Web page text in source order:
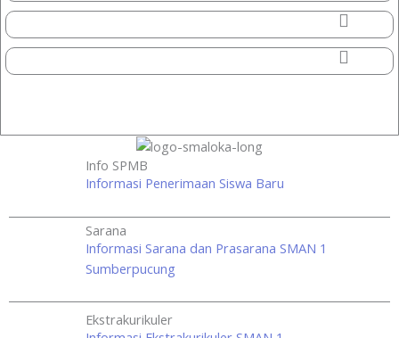
Info SPMB
Informasi Penerimaan Siswa Baru
Sarana
Informasi Sarana dan Prasarana SMAN 1
Sumberpucung
Ekstrakurikuler